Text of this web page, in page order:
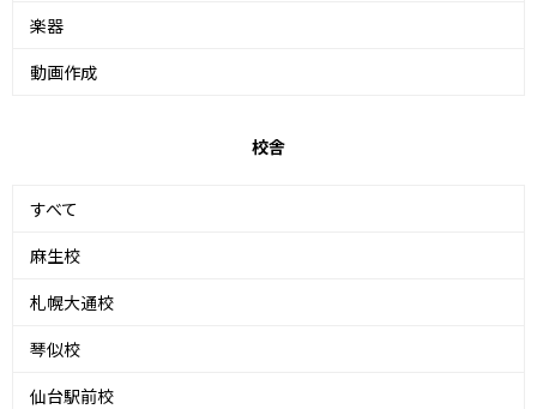
楽器
動画作成
校舎
すべて
麻生校
札幌大通校
琴似校
仙台駅前校